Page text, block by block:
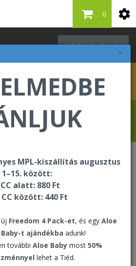
×
MPL-kiszállítás augusztus
1–15. között:
alatt: 880 Ft
CC között: 440 Ft
Freedom 4 Pack-et, és egy Aloe
t ajándékba adunk!
további Aloe Baby most 50%
lehet a Tiéd.
Bejelentkezés
0
üdvözli Önt a Forever
internetes áruházában!
Tripack Aloe Mango PET